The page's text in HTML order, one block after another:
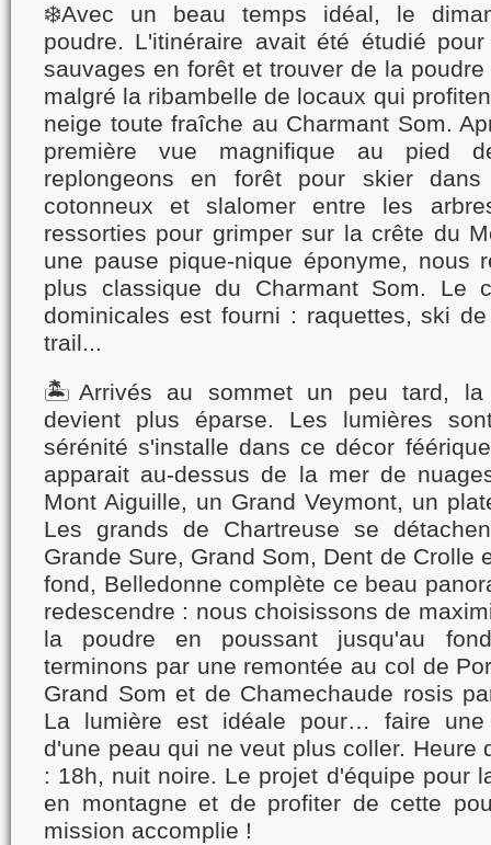
❄️Avec un beau temps idéal, le
poudre. L'itinéraire avait été étudié
sauvages en forêt et trouver de la
malgré la ribambelle de locaux qui
neige toute fraîche au Charmant Som.
première vue magnifique au pied
replongeons en forêt pour skier
cotonneux et slalomer entre les
ressorties pour grimper sur la crête du
une pause pique-nique éponyme, nous
plus classique du Charmant Som. Le
dominicales est fourni : raquettes, ski
trail...
🏝️Arrivés au sommet un peu tard, la
devient plus éparse. Les lumières
sérénité s'installe dans ce décor
apparait au-dessus de la mer de
Mont Aiguille, un Grand Veymont, un
Les grands de Chartreuse se
Grande Sure, Grand Som, Dent de Crolle
fond, Belledonne complète ce beau
redescendre : nous choisissons de
la poudre en poussant jusqu'au
terminons par une remontée au col de
Grand Som et de Chamechaude rosis
La lumière est idéale pour… faire une
d'une peau qui ne veut plus coller. Heure
: 18h, nuit noire. Le projet d'équipe pour
en montagne et de profiter de cette
mission accomplie !